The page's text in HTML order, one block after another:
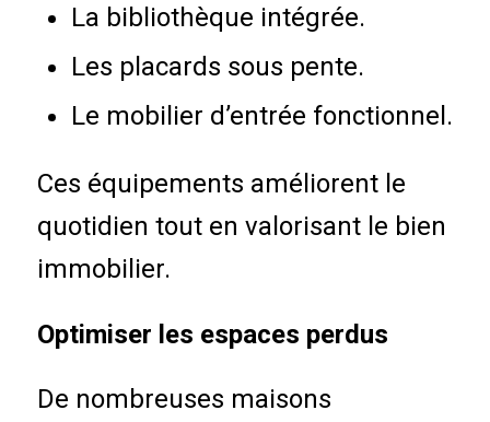
La bibliothèque intégrée.
Les placards sous pente.
Le mobilier d’entrée fonctionnel.
Ces équipements améliorent le
quotidien tout en valorisant le bien
immobilier.
Optimiser les espaces perdus
De nombreuses maisons